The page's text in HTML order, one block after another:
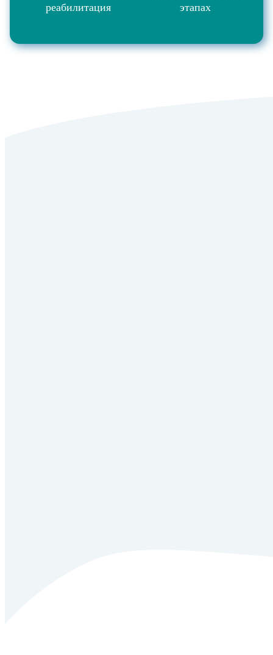
реабилитация
этапах